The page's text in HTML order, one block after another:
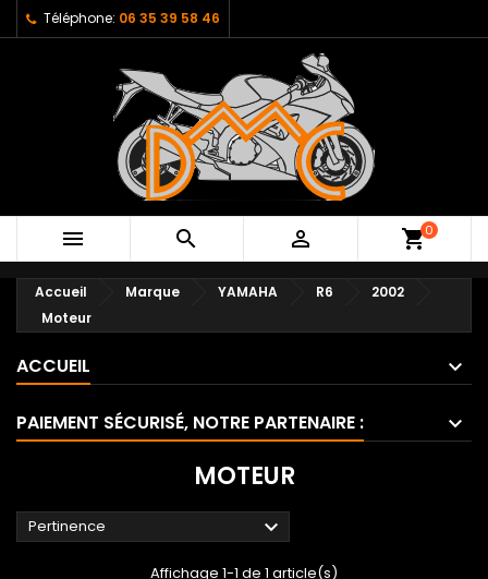
Téléphone: 06 35 39 58 46
   shopping_cart0
Accueil Marque YAMAHA R6
2002
Moteur
ACCUEIL
PAIEMENT SÉCURISÉ, NOTRE PARTENAIRE :
MOTEUR
Pertinence 
Affichage 1-1 de 1 article(s)